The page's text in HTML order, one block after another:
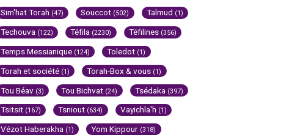
Sim'hat Torah (47) Souccot (502) Talmud (1)
Techouva (122) Téfila (2230) Téfilines (356)
Temps Messianique (124) Toledot (1)
Torah et société (1) Torah-Box & vous (1)
Tou Béav (3) Tou Bichvat (24) Tsédaka (397)
Tsitsit (167) Tsniout (634) Vayichla'h (1)
Vézot Haberakha (1) Yom Kippour (318)